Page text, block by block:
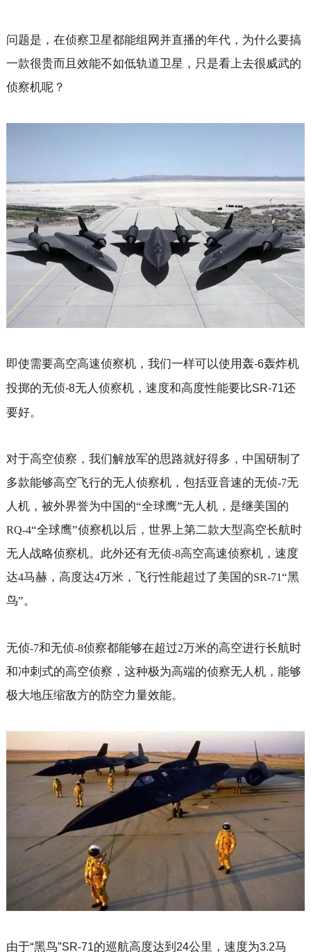
问题是，在侦察卫星都能组网并直播的年代，为什么要搞
一款很贵而且效能不如低轨道卫星，只是看上去很威武的
侦察机呢？
即使需要高空高速侦察机，我们一样可以使用轰-6轰炸机
投掷的无侦-8无人侦察机，速度和高度性能要比SR-71还
要好。
对于高空侦察，我们解放军的思路就好得多，中国研制了
多款能够高空飞行的无人侦察机，包括亚音速的无侦-7无
人机，被外界誉为中国的“全球鹰”无人机，是继美国的
RQ-4“全球鹰”侦察机以后，世界上第二款大型高空长航时
无人战略侦察机。此外还有无侦-8高空高速侦察机，速度
达4马赫，高度达4万米，飞行性能超过了美国的SR-71“黑
鸟”。
无侦-7和无侦-8侦察都能够在超过2万米的高空进行长航时
和冲刺式的高空侦察，这种极为高端的侦察无人机，能够
极大地压缩敌方的防空力量效能。
由于“黑鸟”SR-71的巡航高度达到 24公里，速度为3.2马